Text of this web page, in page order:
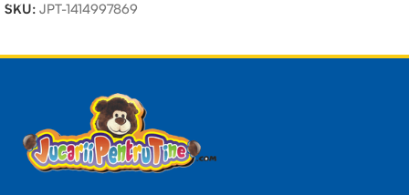
SKU: JPT-1414997869